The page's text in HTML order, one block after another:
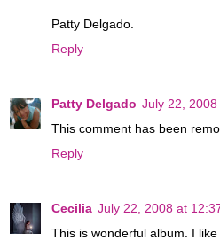
Patty Delgado.
Reply
Patty Delgado July 22,
This comment has been
Reply
Cecilia July 22, 2008 at
This is wonderful album. I